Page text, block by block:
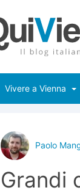
Vivere a Vienna
Paolo
Grandi